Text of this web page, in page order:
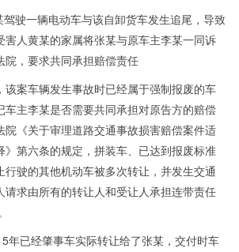
驶一辆电动车与该自卸货车发生追尾，导致
害人黄某的家属将张某与原车主李某一同诉
院，要求共同承担赔偿责任
案车辆发生事故时已经属于强制报废的车
车主李某是否需要共同承担对原告方的赔偿
院《关于审理道路交通事故损害赔偿案件适
》第六条的规定，拼装车、已达到报废标准
行驶的其他机动车被多次转让，并发生交通
请求由所有的转让人和受让人承担连带责任
已经肇事车实际转让给了张某，交付时车